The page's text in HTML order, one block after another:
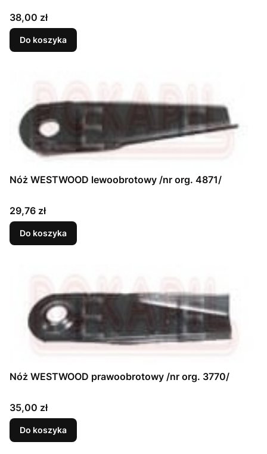
Cena
38,00 zł
Do koszyka
Nóż WESTWOOD lewoobrotowy /nr org. 4871/
Cena
29,76 zł
Do koszyka
Nóż WESTWOOD prawoobrotowy /nr org. 3770/
Cena
35,00 zł
Do koszyka